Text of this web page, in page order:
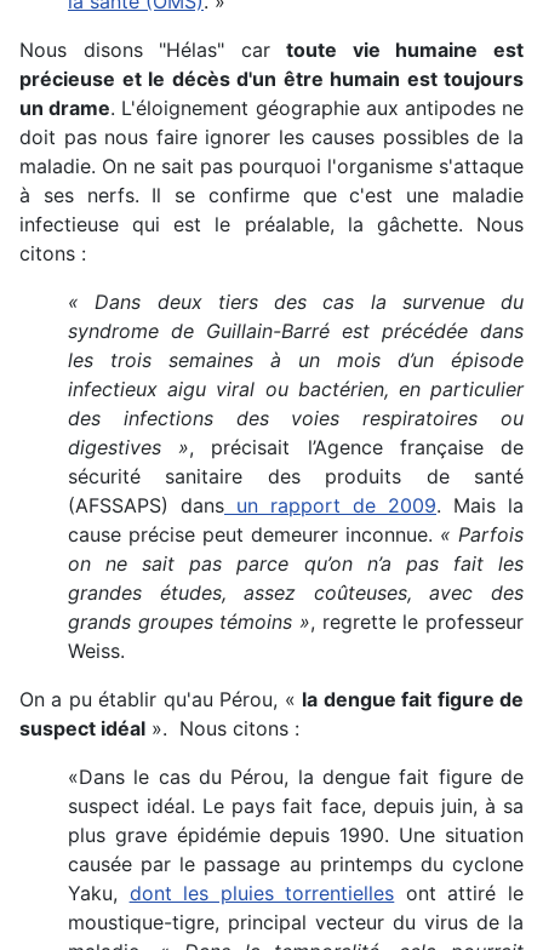
Nous disons "Hélas" cartoute vie humaine est
précieuse et le décès d'un être humain est toujours
un drame. L'éloignement géographie aux antipodes ne
doit pas nous faire ignorer les causes possibles de la
maladie. On ne sait pas pourquoi l'organisme s'attaque
à ses nerfs. Il se confirme que c'est une maladie
infectieuse qui est le préalable, la gâchette. Nous
citons :
« Dans deux tiers des cas la survenue du
syndrome de Guillain-Barré est précédée dans
les trois semaines à un mois d’un épisode
infectieux aigu viral ou bactérien, en particulier
des infections des voies respiratoires ou
digestives », précisait l’Agence française de
sécurité sanitaire des produits de santé
(AFSSAPS) dans un rapport de 2009. Mais la
cause précise peut demeurer inconnue. « Parfois
on ne sait pas parce qu’on n’a pas fait les
grandes études, assez coûteuses, avec des
grands groupes témoins », regrette le professeur
Weiss.
On a pu établir qu'au Pérou, « la dengue fait figure de
suspect idéal ». Nous citons :
«Dans le cas du Pérou, la dengue fait figure de
suspect idéal. Le pays fait face, depuis juin, à sa
plus grave épidémie depuis 1990. Une situation
causée par le passage au printemps du cyclone
Yaku, dont les pluies torrentielles ont attiré le
moustique-tigre, principal vecteur du virus de la